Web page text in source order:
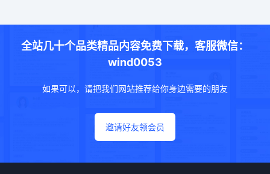
全站几十个品类精品内容免费下载，客服微信：
wind0053
如果可以，请把我们网站推荐给你身边需要的朋友
邀请好友领会员